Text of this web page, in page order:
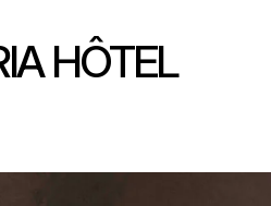
HÔTEL